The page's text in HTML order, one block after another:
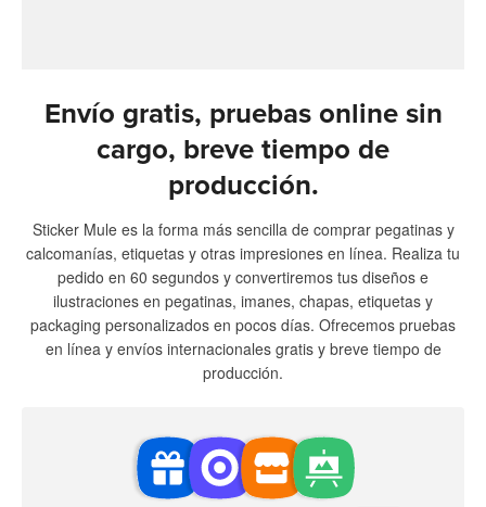
Envío gratis, pruebas online sin
cargo, breve tiempo de
producción.
Sticker Mule es la forma más sencilla de comprar pegatinas y
calcomanías, etiquetas y otras impresiones en línea. Realiza tu
pedido en 60 segundos y convertiremos tus diseños e
ilustraciones en pegatinas, imanes, chapas, etiquetas y
packaging personalizados en pocos días. Ofrecemos pruebas
en línea y envíos internacionales gratis y breve tiempo de
producción.